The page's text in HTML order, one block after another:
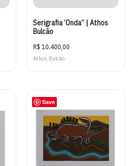
Serigrafia ‘Onda” | Athos
Bulcão
R$10.400,00
Athos Bulcão
Save